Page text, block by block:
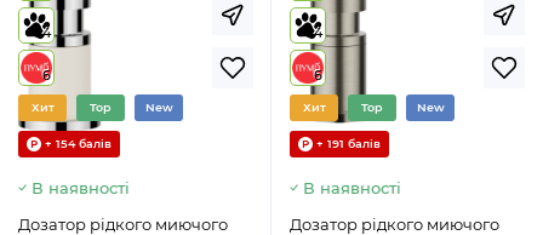
4
6
Хит Top New
+ 154 балів
В наявності
Дозатор рідкого миючого
4
6
Хит Top New
+ 191 балів
В наявності
Дозатор рідкого миючого